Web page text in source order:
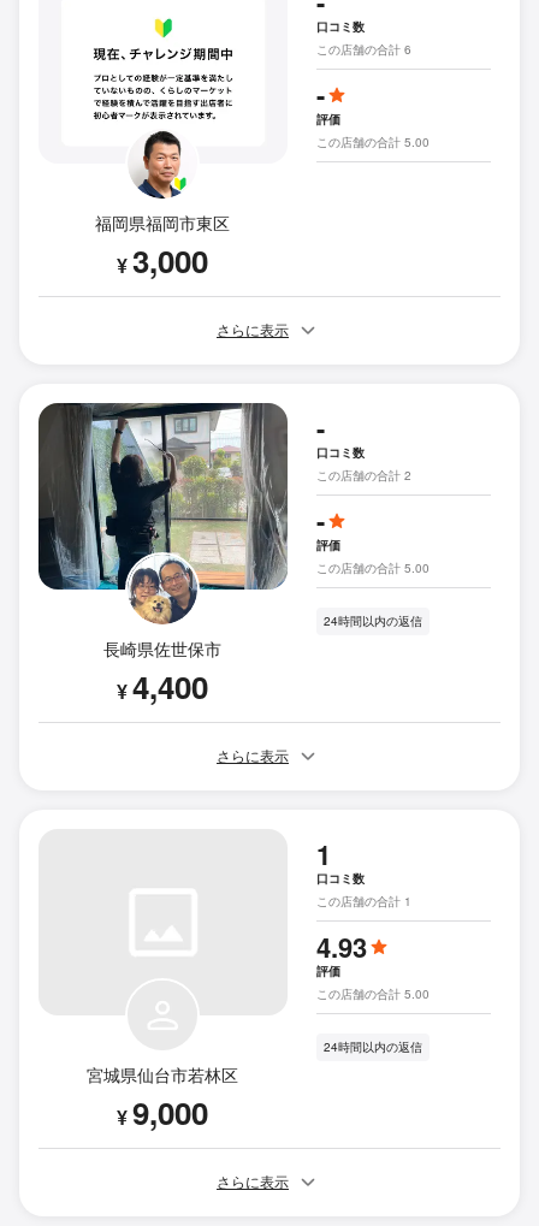
福岡県福岡市東区
¥3,000
口コミ数
この店舗の合計 6
-
評価
この店舗の合計 5.00
さらに表示
長崎県佐世保市
¥4,400
-
口コミ数
この店舗の合計 2
-
評価
この店舗の合計 5.00
24時間以内の返信
さらに表示
宮城県仙台市若林区
¥9,000
1
口コミ数
この店舗の合計 1
4.93
評価
この店舗の合計 5.00
24時間以内の返信
さらに表示